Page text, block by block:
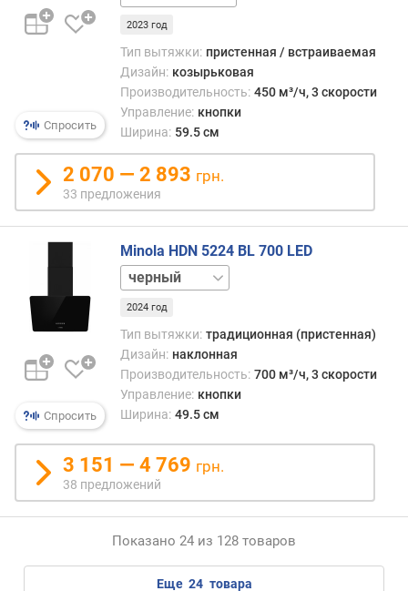
о
с
к
и
е
с
о
в
и
г
т
е
е
а
Спросить
черный
2023 год
Тип вытяжки: пристенная / встраиваемая
Дизайн: козырьковая
Производительность: 450 м³/ч, 3 скорости
Управление: кнопки
Ширина: 59.5 см
2 070 — 2 893 грн.
33 предложения
Спросить
Minola HDN 5224 BL 700 LED
белый
2024 год
Тип вытяжки: традиционная (пристенная)
Дизайн: наклонная
Производительность: 700 м³/ч, 3 скорости
Управление: кнопки
Ширина: 49.5 см
3 151 — 4 769 грн.
38 предложений
Показано 24 из 128 товаров
еще 24 товара